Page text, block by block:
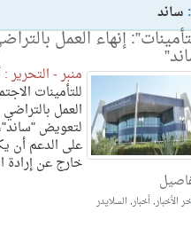
ساند
إنهاء العمل
منبر - التحرير :
للتأمينات
العمل
لتعويض
على الدعم أن
خارج عن
الأخبار,أخبار, السلايدر